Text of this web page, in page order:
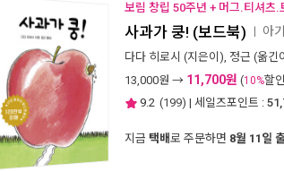
보림 창립 50주년 + 머그.티셔츠
사과가 쿵! (보드북) 아
다다 히로시 (지은이), 정근 (옮긴
13,000원 → 11,700원 (10%할
9.2 (199) | 세일즈포인트 :
지금 택배로 주문하면 8월 11일